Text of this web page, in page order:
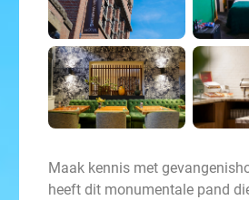
Maak kennis met
heeft dit monumentale pand